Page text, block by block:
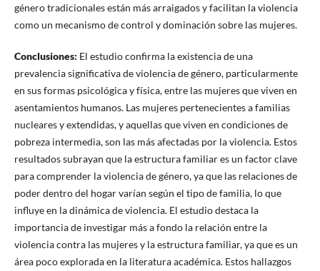
género tradicionales están más arraigados y facilitan la violencia
como un mecanismo de control y dominación sobre las mujeres.
Conclusiones: El estudio confirma la existencia de una
prevalencia significativa de violencia de género, particularmente
en sus formas psicológica y física, entre las mujeres que viven en
asentamientos humanos. Las mujeres pertenecientes a familias
nucleares y extendidas, y aquellas que viven en condiciones de
pobreza intermedia, son las más afectadas por la violencia. Estos
resultados subrayan que la estructura familiar es un factor clave
para comprender la violencia de género, ya que las relaciones de
poder dentro del hogar varían según el tipo de familia, lo que
influye en la dinámica de violencia. El estudio destaca la
importancia de investigar más a fondo la relación entre la
violencia contra las mujeres y la estructura familiar, ya que es un
área poco explorada en la literatura académica. Estos hallazgos